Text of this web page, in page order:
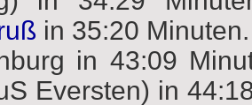
in 35:20
in 43:09
Eversten) in